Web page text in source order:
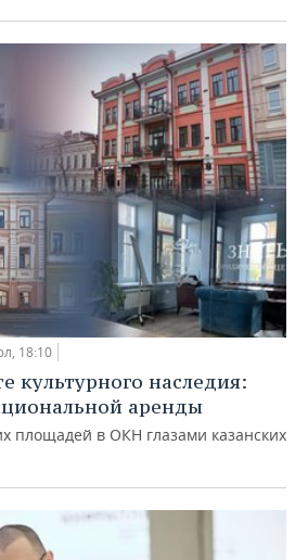
18:10
культурного наследия:
аренды
площадей в ОКН глазами казанских